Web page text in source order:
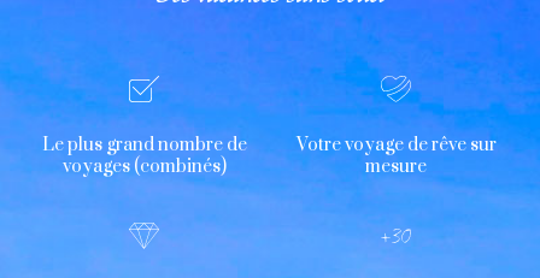
Le plus grand nombre de
voyages (combinés)
Votre voyage de rêve sur
mesure